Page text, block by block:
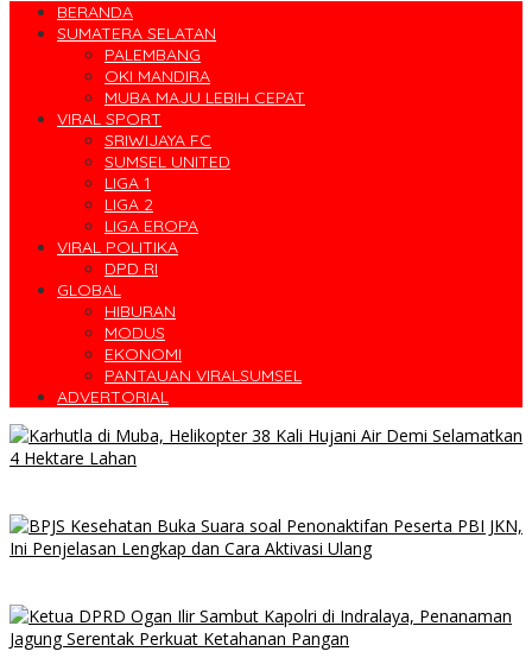
BERANDA
SUMATERA SELATAN
PALEMBANG
OKI MANDIRA
MUBA MAJU LEBIH CEPAT
VIRAL SPORT
SRIWIJAYA FC
SUMSEL UNITED
LIGA 1
LIGA 2
LIGA EROPA
VIRAL POLITIKA
DPD RI
GLOBAL
HIBURAN
MODUS
EKONOMI
PANTAUAN VIRALSUMSEL
ADVERTORIAL